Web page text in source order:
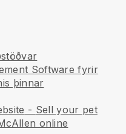
Software fyrir
þinnar
- Sell your pet
online